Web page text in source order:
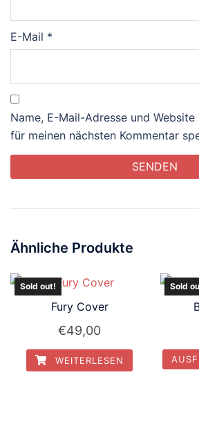
E-Mail *
Name, E-Mail-Adresse und
für meinen nächsten Kommentar
Ähnliche Produkte
Sold out!
Fury Cover
€49,00
WEITERLESEN
Sold